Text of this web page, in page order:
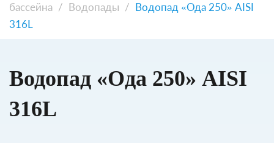
бассейна / Водопады / Водопад «Ода 250» AISI
316L
Водопад «Ода 250» AISI
316L